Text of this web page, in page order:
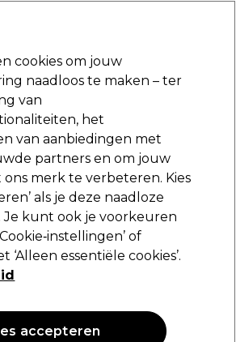
Aanmelden
Haar Elektra Beauty
dag geleverd*
maandag t/m vrijdag
Tools Spelden, klemmen & clips
klemmen & clips
op:Populariteit
cookies om jouw
naadloos te maken – ter
van
het
van aanbiedingen met
partners en om jouw
merk te verbeteren. Kies
als je deze naadloze
Je kunt ook je voorkeuren
of
‘Alleen essentiële cookies’.
accepteren